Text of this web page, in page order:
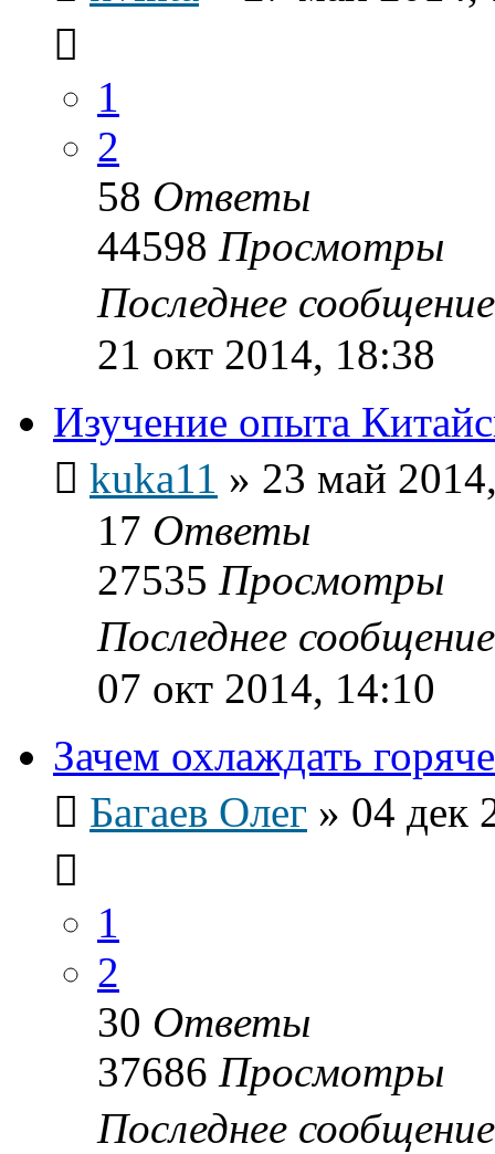
1
2
58 Ответы
44598 Просмотры
Последнее
21 окт 2014, 18:38
Изучение опыта
kuka11 » 23 май
17 Ответы
27535 Просмотры
Последнее
07 окт 2014, 14:10
Зачем охлаждать
Багаев Олег » 04 дек
1
2
30 Ответы
37686 Просмотры
Последнее